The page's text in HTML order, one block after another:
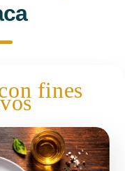
fines